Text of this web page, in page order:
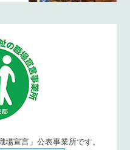
場宣言」公表事業所です。